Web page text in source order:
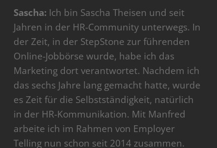
Sascha: Ich bin Sascha Theisen und seit
Jahren in der HR-Community unterwegs. In
der Zeit, in der StepStone zur führenden
Online-Jobbörse wurde, habe ich das
Marketing dort verantwortet. Nachdem ich
das sechs Jahre lang gemacht hatte, wurde
es Zeit für die Selbstständigkeit, natürlich
in der HR-Kommunikation. Mit Manfred
arbeite ich im Rahmen von Employer
Telling nun schon seit 2014 zusammen.